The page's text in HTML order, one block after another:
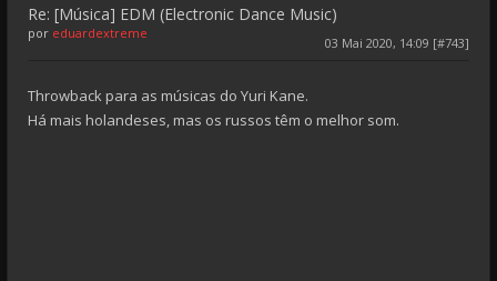
Re: [Música] EDM (Electronic Dance Music)
03 Mai 2020, 14:09 [#743]
por eduardextreme
Throwback para as músicas do Yuri Kane.
Há mais holandeses, mas os russos têm o melhor som.